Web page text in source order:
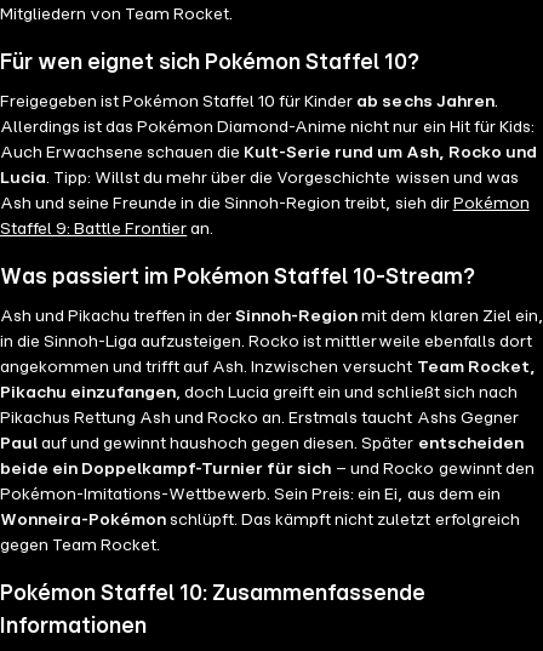
Mitgliedern von Team Rocket.
Für wen eignet sich Pokémon Staffel 10?
Freigegeben ist Pokémon Staffel 10 für Kinder ab sechs Jahren.
Allerdings ist das Pokémon Diamond-Anime nicht nur ein Hit für Kids:
Auch Erwachsene schauen die Kult-Serie rund um Ash, Rocko und
Lucia. Tipp: Willst du mehr über die Vorgeschichte wissen und was
Ash und seine Freunde in die Sinnoh-Region treibt, sieh dir Pokémon
Staffel 9: Battle Frontier an.
Was passiert im Pokémon Staffel 10-Stream?
Ash und Pikachu treffen in derSinnoh-Region mit dem klaren Ziel ein,
in die Sinnoh-Liga aufzusteigen. Rocko ist mittlerweile ebenfalls dort
angekommen und trifft auf Ash. Inzwischen versucht Team Rocket,
Pikachu einzufangen, doch Lucia greift ein und schließt sich nach
Pikachus Rettung Ash und Rocko an. Erstmals taucht Ashs Gegner
Paul auf und gewinnt haushoch gegen diesen. Später entscheiden
beide ein Doppelkampf-Turnier für sich – und Rocko gewinnt den
Pokémon-Imitations-Wettbewerb. Sein Preis: ein Ei, aus dem ein
Wonneira-Pokémon schlüpft. Das kämpft nicht zuletzt erfolgreich
gegen Team Rocket.
Pokémon Staffel 10: Zusammenfassende
Informationen